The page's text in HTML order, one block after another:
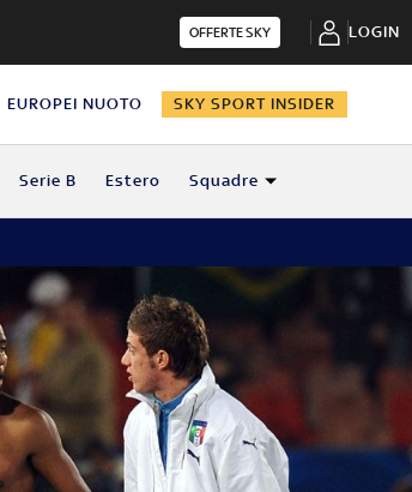
OFFERTE SKY LOGIN
EUROPEI NUOTO SKY SPORT INSIDER
Serie B Estero Squadre